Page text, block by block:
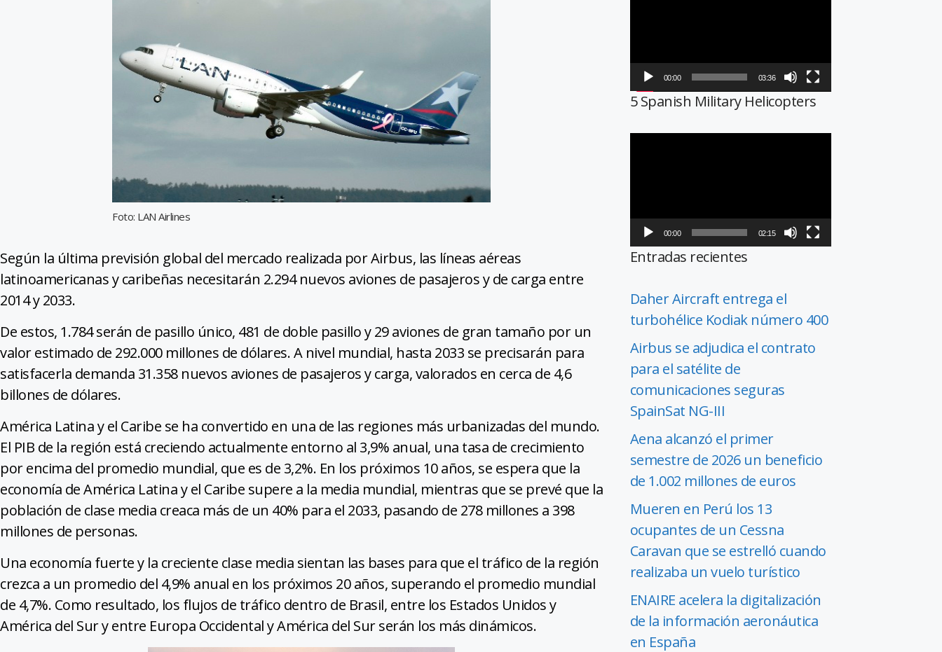
Foto: LAN Airlines
Según la última previsión global del mercado realizada por Airbus, las líneas aéreas
latinoamericanas y caribeñas necesitarán 2.294 nuevos aviones de pasajeros y de carga entre
2014 y 2033.
De estos, 1.784 serán de pasillo único, 481 de doble pasillo y 29 aviones de gran tamaño por un
valor estimado de 292.000 millones de dólares. A nivel mundial, hasta 2033 se precisarán para
satisfacerla demanda 31.358 nuevos aviones de pasajeros y carga, valorados en cerca de 4,6
billones de dólares.
América Latina y el Caribe se ha convertido en una de las regiones más urbanizadas del mundo.
El PIB de la región está creciendo actualmente entorno al 3,9% anual, una tasa de crecimiento
por encima del promedio mundial, que es de 3,2%. En los próximos 10 años, se espera que la
economía de América Latina y el Caribe supere a la media mundial, mientras que se prevé que la
población de clase media creaca más de un 40% para el 2033, pasando de 278 millones a 398
millones de personas.
Una economía fuerte y la creciente clase media sientan las bases para que el tráfico de la región
crezca a un promedio del 4,9% anual en los próximos 20 años, superando el promedio mundial
de 4,7%. Como resultado, los flujos de tráfico dentro de Brasil, entre los Estados Unidos y
América del Sur y entre Europa Occidental y América del Sur serán los más dinámicos.
00:00 03:36
5 Spanish Military Helicopters
00:00 02:15
Entradas recientes
Daher Aircraft entrega el
turbohélice Kodiak número 400
Airbus se adjudica el contrato
para el satélite de
comunicaciones seguras
SpainSat NG-III
Aena alcanzó el primer
semestre de 2026 un beneficio
de 1.002 millones de euros
Mueren en Perú los 13
ocupantes de un Cessna
Caravan que se estrelló cuando
realizaba un vuelo turístico
ENAIRE acelera la digitalización
de la información aeronáutica
en España